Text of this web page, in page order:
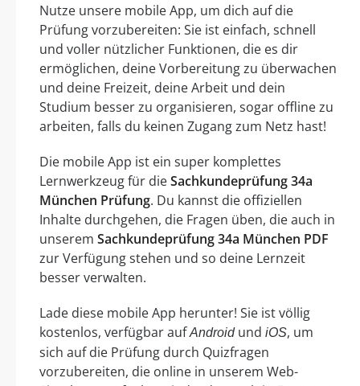
Nutze unsere mobile App, um dich auf die
Prüfung vorzubereiten: Sie ist einfach, schnell
und voller nützlicher Funktionen, die es dir
ermöglichen, deine Vorbereitung zu überwachen
und deine Freizeit, deine Arbeit und dein
Studium besser zu organisieren, sogar offline zu
arbeiten, falls du keinen Zugang zum Netz hast!
Die mobile App ist ein super komplettes
Lernwerkzeug für dieSachkundeprüfung 34a
München Prüfung. Du kannst die offiziellen
Inhalte durchgehen, die Fragen üben, die auch in
unserem Sachkundeprüfung 34a München PDF
zur Verfügung stehen und so deine Lernzeit
besser verwalten.
Lade diese mobile App herunter! Sie ist völlig
kostenlos, verfügbar aufAndroidund iOS, um
sich auf die Prüfung durch Quizfragen
vorzubereiten, die online in unserem Web-